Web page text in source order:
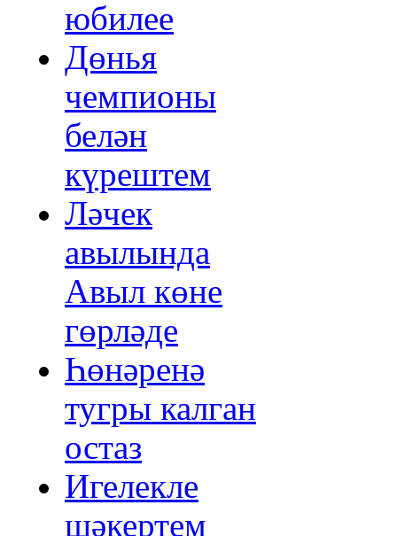
юбилее
Дөнья
чемпионы
белән
күрештем
Ләчек
авылында
Авыл көне
гөрләде
Һөнәренә
тугры калган
остаз
Игелекле
шәкертем